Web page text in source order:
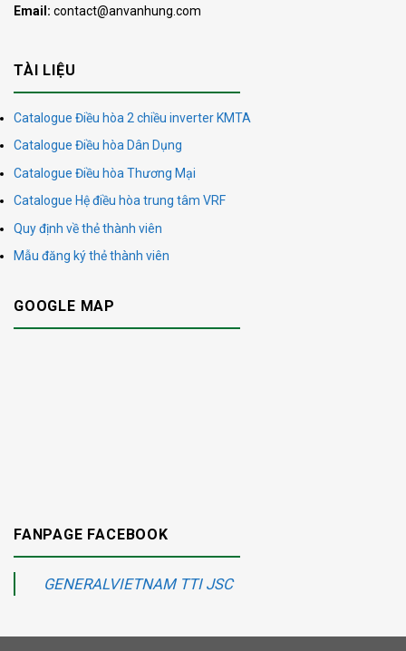
Email: contact@anvanhung.com
TÀI LIỆU
Catalogue Điều hòa 2 chiều inverter KMTA
Catalogue Điều hòa Dân Dụng
Catalogue Điều hòa Thương Mại
Catalogue Hệ điều hòa trung tâm VRF
Quy định về thẻ thành viên
Mẫu đăng ký thẻ thành viên
GOOGLE MAP
FANPAGE FACEBOOK
GENERALVIETNAM TTI JSC